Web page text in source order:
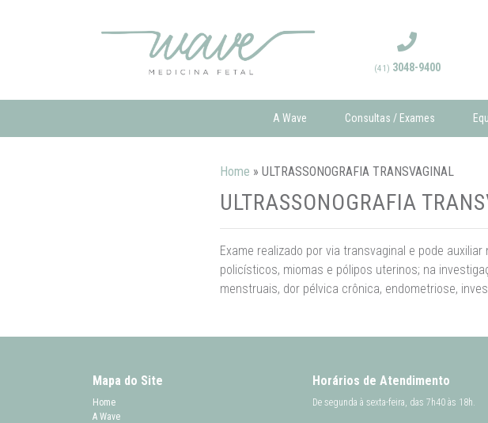
(41) 3048-9400
A Wave Consultas / Exames
Home » ULTRASSONOGRAFIA TRANSVAGINAL
ULTRASSONOGRAFIA
Exame realizado por via transvaginal e pode
policísticos, miomas e pólipos uterinos; na
menstruais, dor pélvica crônica, endometriose,
Mapa do Site
Home
A Wave
Horários de Atendimento
De segunda à sexta-feira, das 7h40 às 18h.